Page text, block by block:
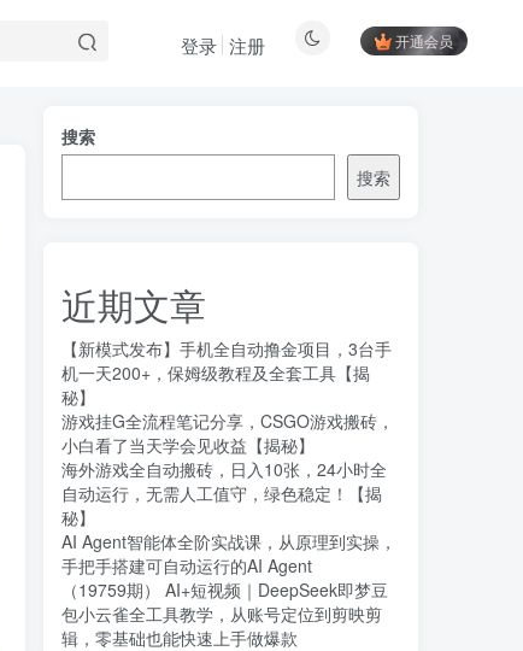
开通会员
登录 注册
搜索
搜索
近期文章
【新模式发布】手机全自动撸金项目，3台手
机一天200+，保姆级教程及全套工具【揭
秘】
游戏挂G全流程笔记分享，CSGO游戏搬砖，
小白看了当天学会见收益【揭秘】
海外游戏全自动搬砖，日入10张，24小时全
自动运行，无需人工值守，绿色稳定！【揭
秘】
AI Agent智能体全阶实战课，从原理到实操，
手把手搭建可自动运行的AI Agent
（19759期） AI+短视频｜DeepSeek即梦豆
包小云雀全工具教学，从账号定位到剪映剪
辑，零基础也能快速上手做爆款